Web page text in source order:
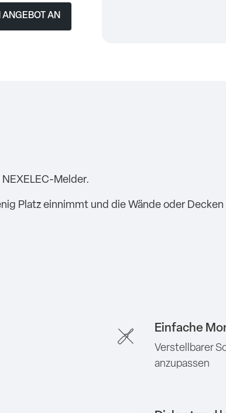
ANGEBOT AN
Melder.
Platz einnimmt und die Wände oder
Einfache
Verstellbarer
anzupassen